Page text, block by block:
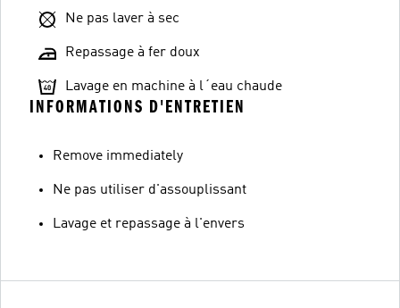
Ne pas laver à sec
Repassage à fer doux
Lavage en machine à l´eau chaude
INFORMATIONS D'ENTRETIEN
Remove immediately
Ne pas utiliser d'assouplissant
Lavage et repassage à l'envers